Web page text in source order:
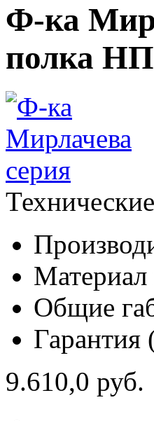
Ф-ка
полка
Материал
Общие
Гарантия
9.610,0 руб.